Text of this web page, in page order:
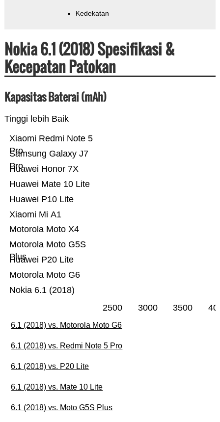
Kedekatan
Nokia 6.1 (2018) Spesifikasi &
Kecepatan Patokan
Kapasitas Baterai (mAh)
Tinggi lebih Baik
Nokia 6.1 (2018)
Motorola Moto G6
Huawei P20 Lite
Motorola Moto G5S
Plus
Motorola Moto X4
Xiaomi Mi A1
Huawei P10 Lite
Huawei Mate 10 Lite
Huawei Honor 7X
Samsung Galaxy J7
Pro
Xiaomi Redmi Note 5
Pro
2500 3000 3500
6.1 (2018) vs. Motorola Moto G6
6.1 (2018) vs. Redmi Note 5 Pro
6.1 (2018) vs. P20 Lite
6.1 (2018) vs. Mate 10 Lite
6.1 (2018) vs. Moto G5S Plus